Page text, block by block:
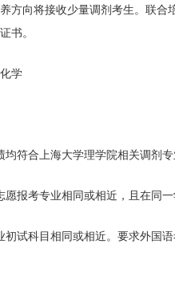
方向将接收少量调剂考生。联
书。
学
均符合上海大学理学院相关调剂专
报考专业相同或相近，且在同一
试科目相同或相近。要求外国语